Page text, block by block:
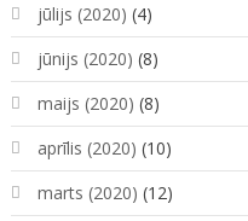
jūlijs (2020) (4)
jūnijs (2020) (8)
maijs (2020) (8)
aprīlis (2020) (10)
marts (2020) (12)